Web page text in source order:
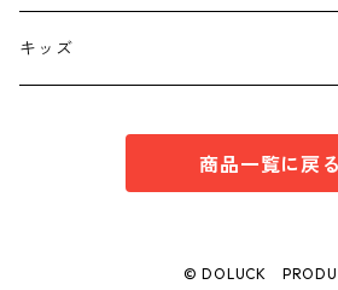
ボトムス
トップス
キッズ
商品一覧に戻る
© DOLUCK